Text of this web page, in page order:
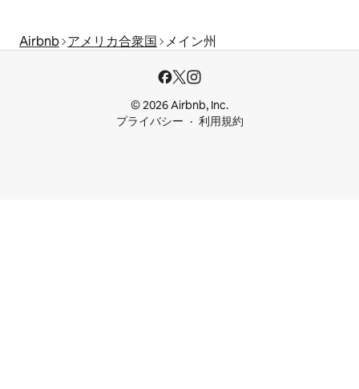
Airbnb アメリカ合衆国 メイン州
© 2026 Airbnb, Inc.
プライバシー
利用規約